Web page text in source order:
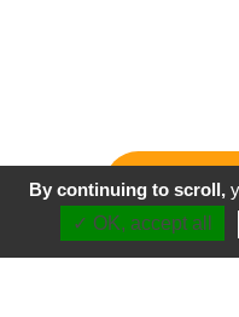
RÉSERVATION
03 89 24 01
By continuing to scroll,
✓ OK, accept all